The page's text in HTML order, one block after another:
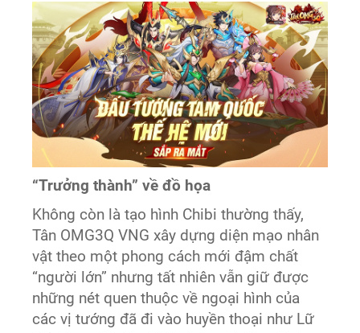
“Trưởng thành” về đồ họa
Không còn là tạo hình Chibi thường thấy,
Tân OMG3Q VNG xây dựng diện mạo nhân
vật theo một phong cách mới đậm chất
“người lớn” nhưng tất nhiên vẫn giữ được
những nét quen thuộc về ngoại hình của
các vị tướng đã đi vào huyền thoại như Lữ